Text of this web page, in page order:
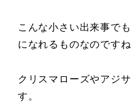
こんな小さい出来事で
になれるものなのですね
クリスマローズやアジ
す。